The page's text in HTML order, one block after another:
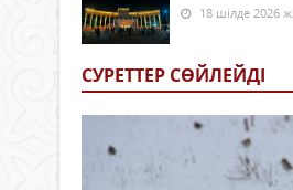
18 шілде 2026 ж.
СУРЕТТЕР СӨЙЛЕЙДI